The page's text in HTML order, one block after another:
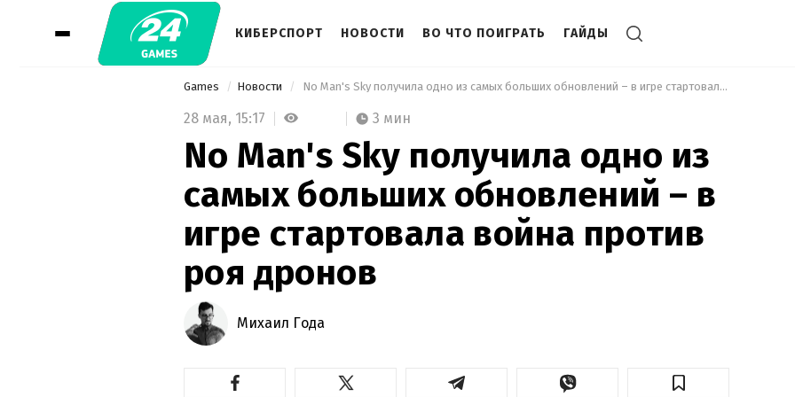
КИБЕРСПОРТ НОВОСТИ ВО ЧТО ПОИГРАТЬ ГАЙДЫ
Games Новости No Man's Sky получила одно из самых больших обновлений – в игре стартовала война против роя дронов
28 мая, 15:17 3 мин
No Man's Sky получила одно из
самых больших обновлений – в
игре стартовала война против
роя дронов
Михаил Года